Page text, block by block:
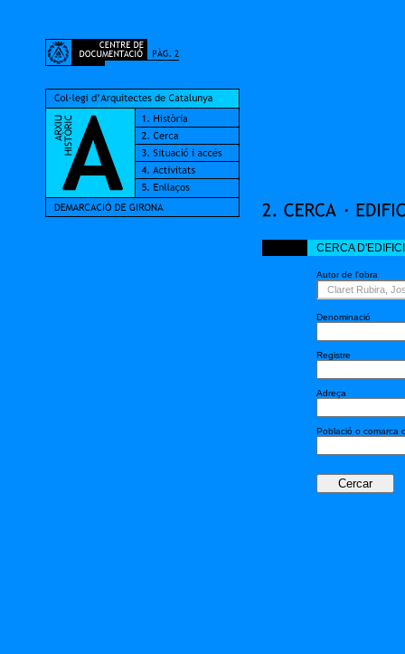
CERCA
Autor de l'obra
Claret Rubira,
Denominació
Registre
Adreça
Població o comarca